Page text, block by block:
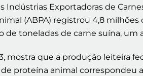
Indústrias Exportadoras de
(ABPA) registrou 4,8
de toneladas de carne suína,
mostra que a produção leiteira
proteína animal correspondeu